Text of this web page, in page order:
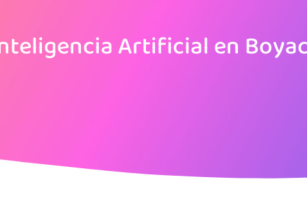
Artificial en